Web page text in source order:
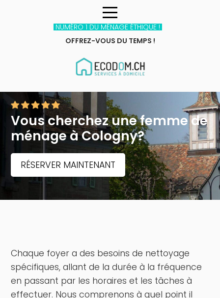
NUMÉRO 1 DU MÉNAGE ÉTHIQUE !
OFFREZ-VOUS DU TEMPS !
Vous cherchez une femme de
ménageà Cologny?
RÉSERVER MAINTENANT
Chaque foyer a des besoins de nettoyage
spécifiques, allant de la durée à la fréquence
en passant par les horaires et les tâches à
effectuer. Nous comprenons à quel point il